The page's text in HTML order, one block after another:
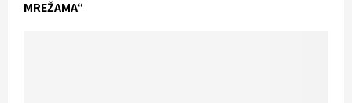
MREŽAMA“